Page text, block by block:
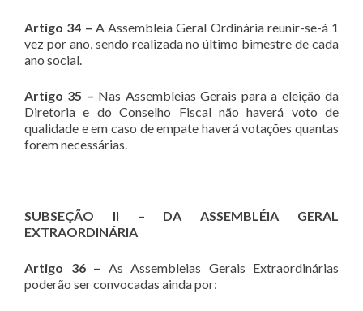
Artigo 34 – A Assembleia Geral Ordinária reunir-se-á 1
vez por ano, sendo realizada no último bimestre de cada
ano social.
Artigo 35 – Nas Assembleias Gerais para a eleição da
Diretoria e do Conselho Fiscal não haverá voto de
qualidade e em caso de empate haverá votações quantas
forem necessárias.
SUBSEÇÃO II – DA ASSEMBLÉIA GERAL
EXTRAORDINÁRIA
Artigo 36 – As Assembleias Gerais Extraordinárias
poderão ser convocadas ainda por: